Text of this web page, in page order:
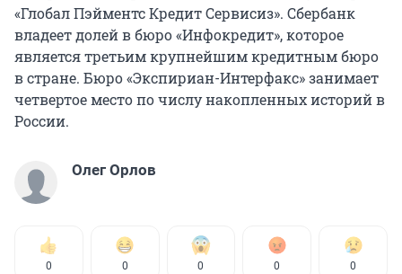
«Глобал Пэйментс Кредит Сервисиз». Сбербанк
владеет долей в бюро «Инфокредит», которое
является третьим крупнейшим кредитным бюро
в стране. Бюро «Экспириан-Интерфакс» занимает
четвертое место по числу накопленных историй в
России.
Олег Орлов
0 0 0 0 0